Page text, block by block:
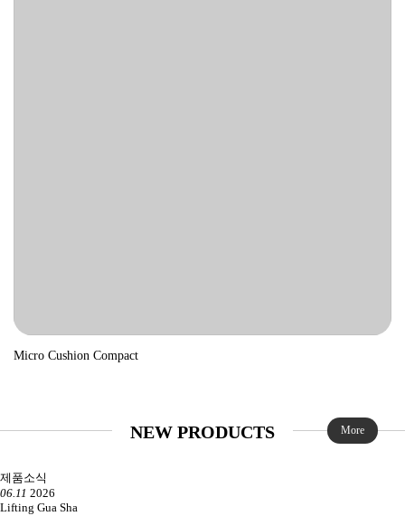
Micro Cushion Compact
NEW PRODUCTS More
제품소식
06.11 2026
Lifting Gua Sha